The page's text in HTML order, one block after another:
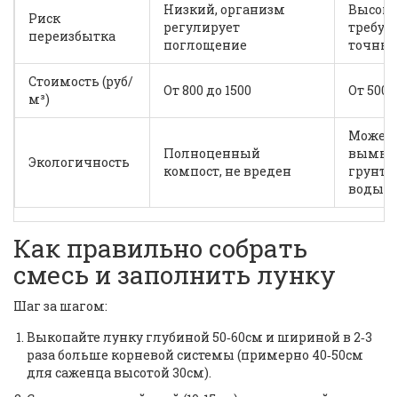
Риск
переизбытка
Низкий, организм
регулирует
поглощение
Стоимость (руб/
м³)
От 800 до 1500 От 500
Экологичность
Полноценный
компост, не вреден
Может
воды
Как правильно собрать
смесь и заполнить лунку
Шаг за шагом:
Выкопайте лунку глубиной 50‑60см и шириной в 2‑3
раза больше корневой системы (примерно 40‑50см
для саженца высотой 30см).